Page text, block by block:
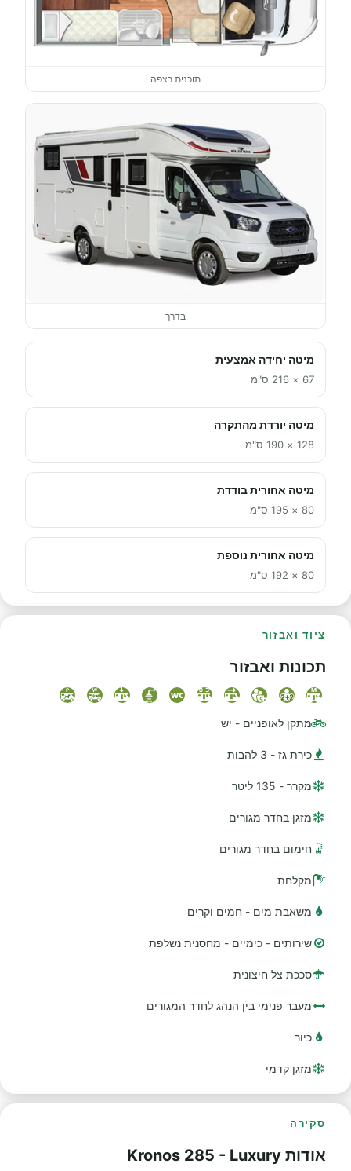
תוכנית רצפה
בדרך
מיטה יחידה אמצעית
67 × 216 ס"מ
מיטה יורדת מהתקרה
128 × 190 ס"מ
מיטה אחורית בודדת
80 × 195 ס"מ
מיטה אחורית נוספת
80 × 192 ס"מ
ציוד ואבזור
תכונות ואבזור
מתקן לאופניים - יש
כירת גז - 3 להבות
מקרר - 135 ליטר
מזגן בחדר מגורים
חימום בחדר מגורים
מקלחת
משאבת מים - חמים וקרים
שירותים - כימיים - מחסנית נשלפת
סככת צל חיצונית
מעבר פנימי בין הנהג לחדר המגורים
כיור
מזגן קדמי
סקירה
אודות Kronos 285 - Luxury